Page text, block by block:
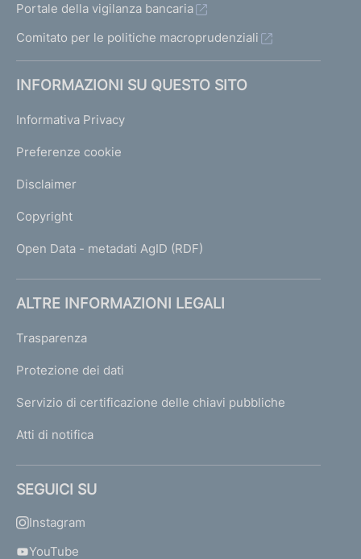
Portale della vigilanza bancaria
Comitato per le politiche macroprudenziali
INFORMAZIONI SU QUESTO SITO
Informativa Privacy
Preferenze cookie
Disclaimer
Copyright
Open Data - metadati AgID (RDF)
ALTRE INFORMAZIONI LEGALI
Trasparenza
Protezione dei dati
Servizio di certificazione delle chiavi pubbliche
Atti di notifica
SEGUICI SU
Instagram
YouTube